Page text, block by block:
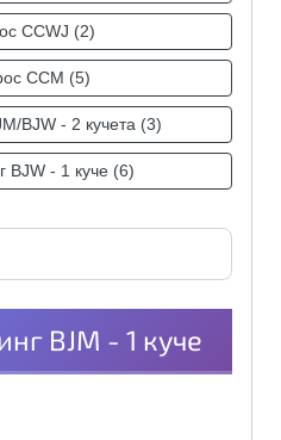
CCWJ (2)
CCM (5)
BJW - 2 кучета (3)
BJW - 1 куче (6)
BJM - 1 куче